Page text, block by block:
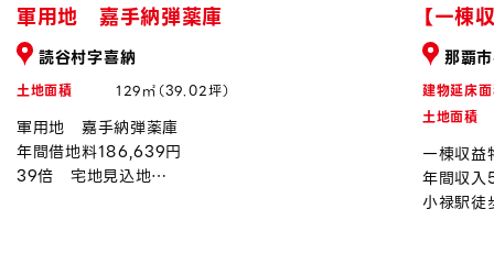
軍用地 嘉手納弾薬庫
読谷村字喜納
土地面積 129㎡（39.02坪）
軍用地 嘉手納弾薬庫
年間借地料186,639円
39倍 宅地見込地
【一棟
那覇
建物延床
土地面積
一棟収益
年間収入
小禄駅徒